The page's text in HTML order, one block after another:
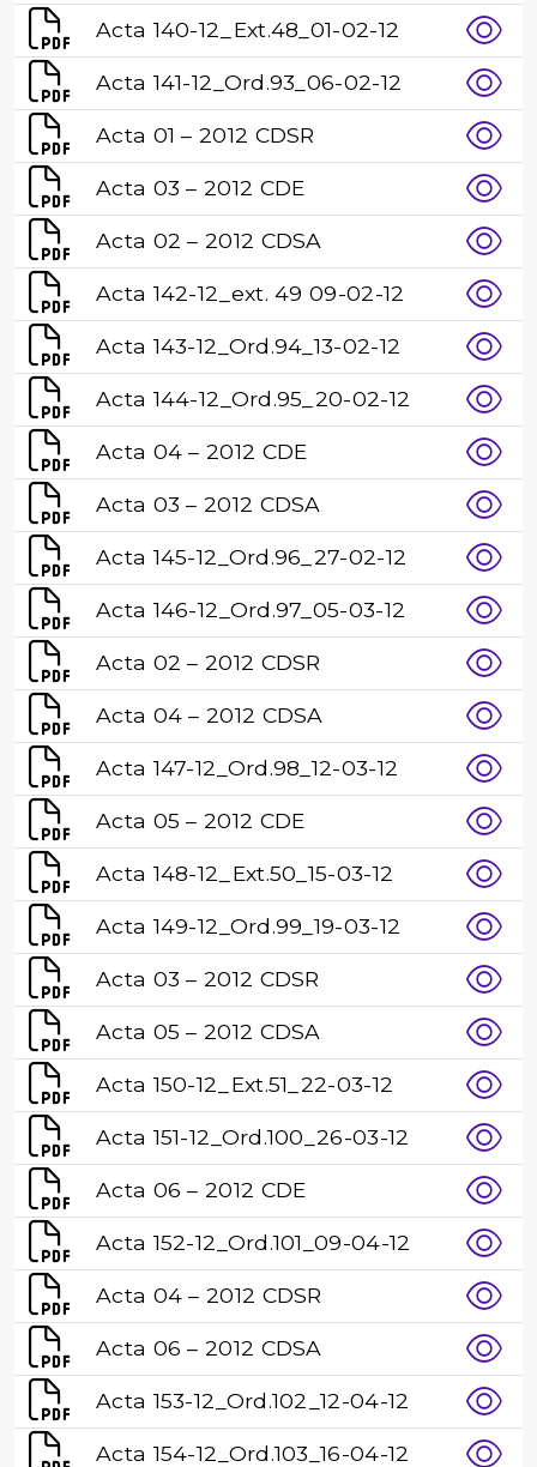
Acta 140-12_Ext.48_01-02-12
Acta 141-12_Ord.93_06-02-12
Acta 01 – 2012 CDSR
Acta 03 – 2012 CDE
Acta 02 – 2012 CDSA
Acta 142-12_ext. 49 09-02-12
Acta 143-12_Ord.94_13-02-12
Acta 144-12_Ord.95_20-02-12
Acta 04 – 2012 CDE
Acta 03 – 2012 CDSA
Acta 145-12_Ord.96_27-02-12
Acta 146-12_Ord.97_05-03-12
Acta 02 – 2012 CDSR
Acta 04 – 2012 CDSA
Acta 147-12_Ord.98_12-03-12
Acta 05 – 2012 CDE
Acta 148-12_Ext.50_15-03-12
Acta 149-12_Ord.99_19-03-12
Acta 03 – 2012 CDSR
Acta 05 – 2012 CDSA
Acta 150-12_Ext.51_22-03-12
Acta 151-12_Ord.100_26-03-12
Acta 06 – 2012 CDE
Acta 152-12_Ord.101_09-04-12
Acta 04 – 2012 CDSR
Acta 06 – 2012 CDSA
Acta 153-12_Ord.102_12-04-12
Acta 154-12_Ord.103_16-04-12